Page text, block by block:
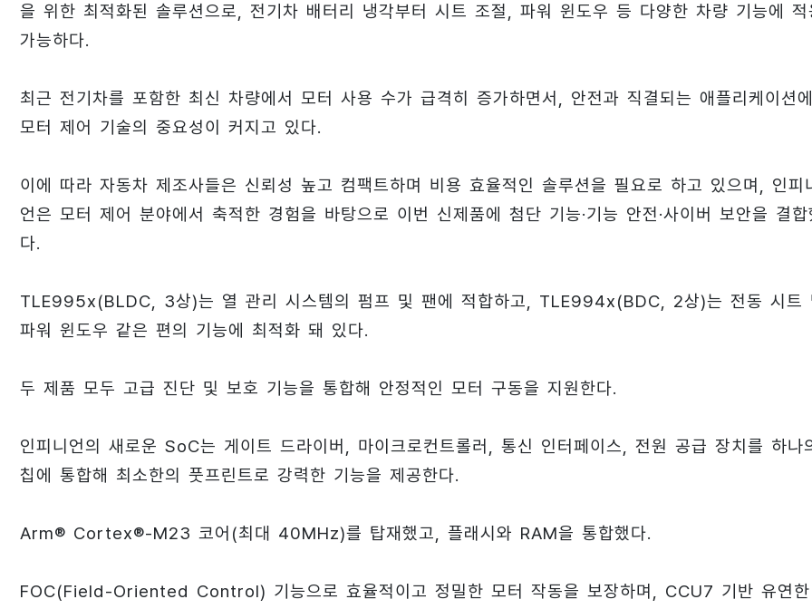
을 위한 최적화된 솔루션으로, 전기차 배터리 냉각부터 시트 조절, 파워 윈도우 등 다양한 차량 기능에 적
가능하다.
최근 전기차를 포함한 최신 차량에서 모터 사용 수가 급격히 증가하면서, 안전과 직결되는 애플리케이션
모터 제어 기술의 중요성이 커지고 있다.
이에 따라 자동차 제조사들은 신뢰성 높고 컴팩트하며 비용 효율적인 솔루션을 필요로 하고 있으며, 인피
언은 모터 제어 분야에서 축적한 경험을 바탕으로 이번 신제품에 첨단 기능·기능 안전·사이버 보안을 결합
다.
TLE995x(BLDC, 3상)는 열 관리 시스템의 펌프 및 팬에 적합하고, TLE994x(BDC, 2상)는 전동 시트
파워 윈도우 같은 편의 기능에 최적화 돼 있다.
두 제품 모두 고급 진단 및 보호 기능을 통합해 안정적인 모터 구동을 지원한다.
인피니언의 새로운 SoC는 게이트 드라이버, 마이크로컨트롤러, 통신 인터페이스, 전원 공급 장치를 하나
칩에 통합해 최소한의 풋프린트로 강력한 기능을 제공한다.
Arm® Cortex®-M23 코어(최대 40MHz)를 탑재했고, 플래시와 RAM을 통합했다.
FOC(Field-Oriented Control) 기능으로 효율적이고 정밀한 모터 작동을 보장하며, CCU7 기반 유연한